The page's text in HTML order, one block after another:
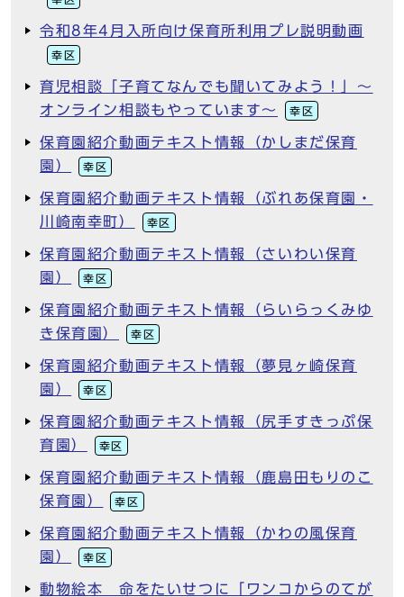
令和8年4月入所向け保育所利用プレ説明動画
幸区
育児相談「子育てなんでも聞いてみよう！」～
オンライン相談もやっています～
幸区
保育園紹介動画テキスト情報（かしまだ保育
園）
幸区
保育園紹介動画テキスト情報（ぶれあ保育園・
川崎南幸町）
幸区
保育園紹介動画テキスト情報（さいわい保育
園）
幸区
保育園紹介動画テキスト情報（らいらっくみゆ
き保育園）
幸区
保育園紹介動画テキスト情報（夢見ヶ崎保育
園）
幸区
保育園紹介動画テキスト情報（尻手すきっぷ保
育園）
幸区
保育園紹介動画テキスト情報（鹿島田もりのこ
保育園）
幸区
保育園紹介動画テキスト情報（かわの風保育
園）
幸区
動物絵本 命をたいせつに「ワンコからのてが